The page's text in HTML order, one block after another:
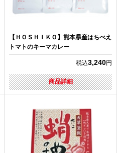
【ＨＯＳＨＩＫＯ】熊本県産はちべえ
トマトのキーマカレー
税込3,240円
商品詳細